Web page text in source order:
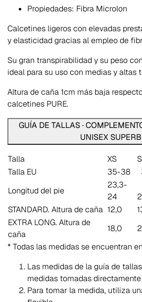
Propiedades: Fibra Microlon
Calcetines ligeros con elevadas
y elasticidad gracias al empleo de
Su gran transpirabilidad y su peso
ideal para su uso con medias y altas
Altura de caña 1cm más baja
calcetines PURE.
GUÍA DE TALLAS ·
UNISEX SUPERB
Talla XS
Talla EU
35-38
Longitud del pie
23,3-
24
STANDARD. Altura de caña 12,0
EXTRA LONG. Altura de
caña
18,0
* Todas las medidas se encuentran
Las medidas de la guía de
medidas tomadas
Para tomar la medida, utiliza